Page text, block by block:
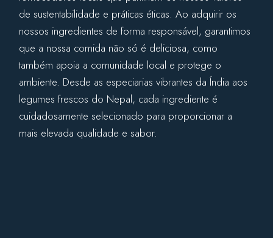
de sustentabilidade e práticas éticas. Ao adquirir os
nossos ingredientes de forma responsável, garantimos
que a nossa comida não só é deliciosa, como
também apoia a comunidade local e protege o
ambiente. Desde as especiarias vibrantes da Índia aos
legumes frescos do Nepal, cada ingrediente é
cuidadosamente selecionado para proporcionar a
mais elevada qualidade e sabor.